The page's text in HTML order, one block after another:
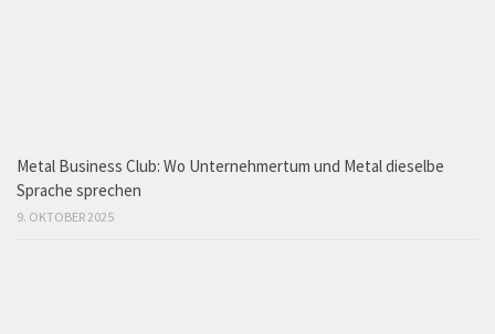
Metal Business Club: Wo Unternehmertum und Metal dieselbe
Sprache sprechen
9. OKTOBER 2025